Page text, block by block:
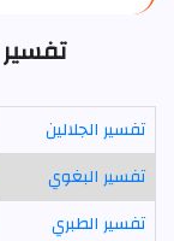
تفسير الآية
تفسير الجلالين
تفسير البغوي
تفسير الطبري